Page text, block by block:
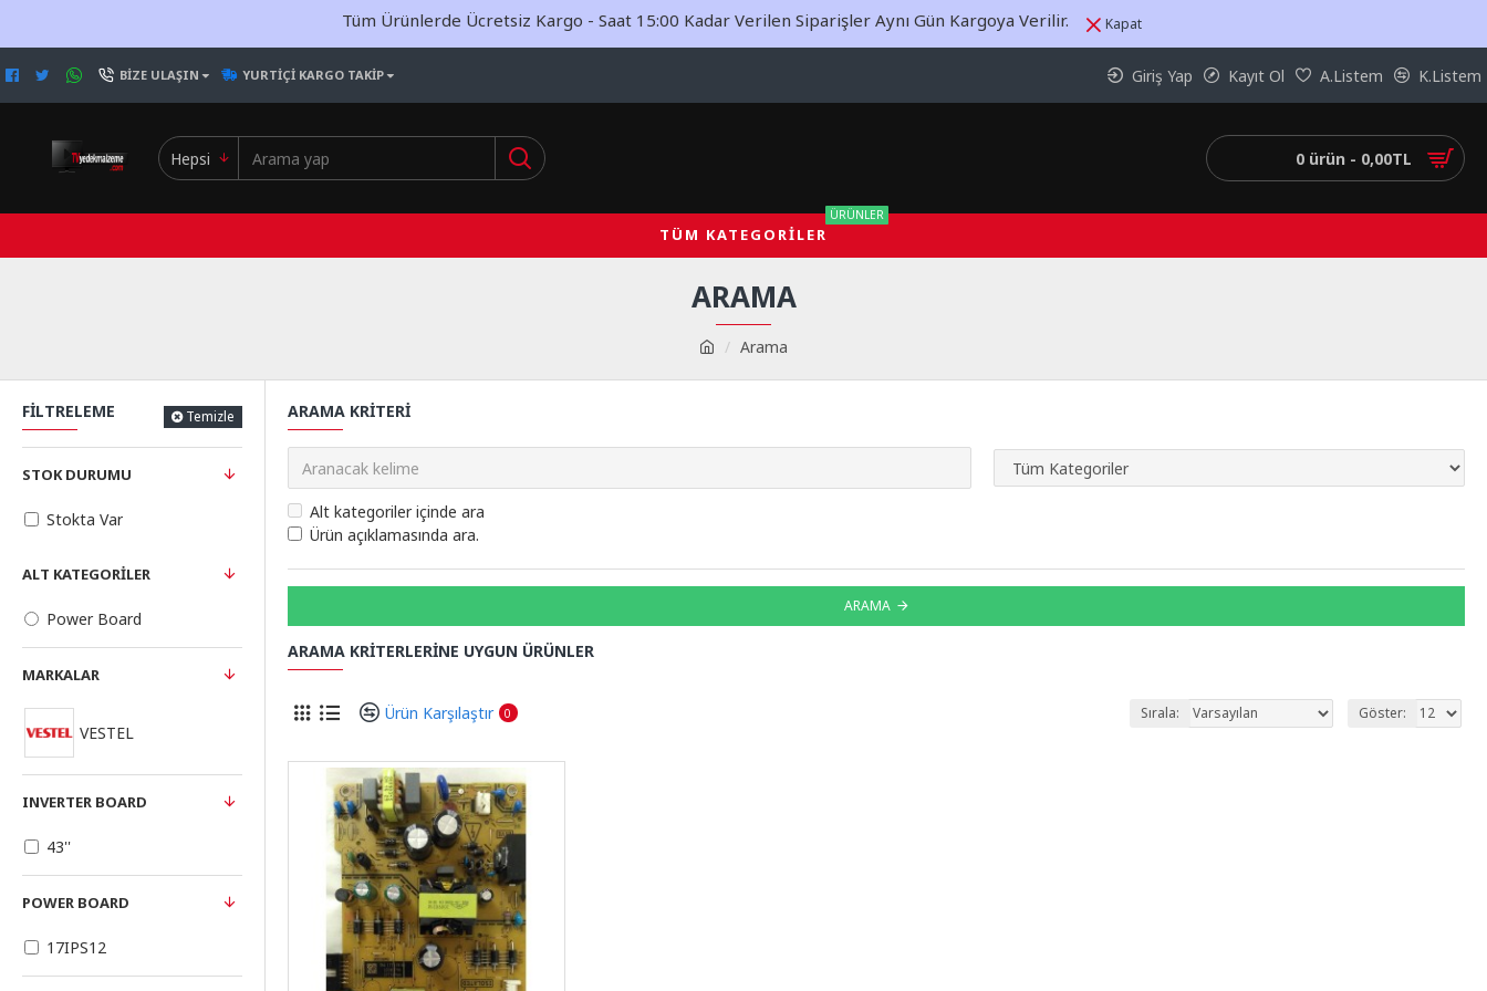
Tüm Ürünlerde Ücretsiz Kargo - Saat 15:00 Kadar Verilen Siparişler Aynı Gün Kargoya Verilir. Kapat
BIZE ULAŞIN YURTIÇI KARGO TAKIP Giriş Yap Kayıt Ol A.Listem K.Listem
Hepsi 0 ürün - 0,00TL
TÜM KATEGORILER
ÜRÜNLER
Arama
ARAMA
FILTRELEME Temizle
ALT KATEGORILER
Power Board
MARKALAR
VESTEL
INVERTER BOARD
43''
POWER BOARD
17IPS12
STOK DURUMU
Stokta Var
ARAMA KRITERI
Alt kategoriler içinde ara
Ürün açıklamasında ara.
ARAMA
ARAMA KRITERLERINE UYGUN ÜRÜNLER
Ürün Karşılaştır 0 Sırala: Göster: